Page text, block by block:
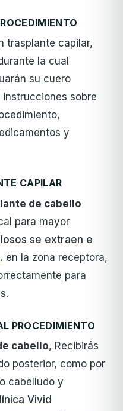
trasplante capilar,
la cual
su cuero
sobre
y
CAPILAR
de cabello
para mayor
se extraen e
en la zona receptora,
para
PROCEDIMIENTO
cabello, Recibirás
posterior, como por
cabelludo y
Vivid